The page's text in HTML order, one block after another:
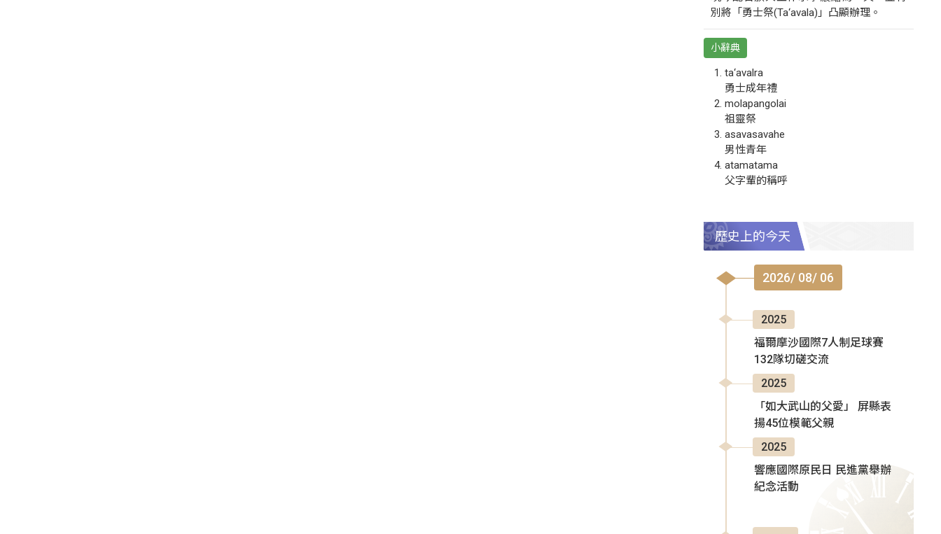
別將「勇士祭(Ta‘avala)」凸顯辦理。
小辭典
ta‘avalra
勇士成年禮
molapangolai
祖靈祭
asavasavahe
男性青年
atamatama
父字輩的稱呼
歷史上的今天
2026/ 08/ 06
2025
福爾摩沙國際7人制足球賽
132隊切磋交流
2025
「如大武山的父愛」 屏縣表
揚45位模範父親
2025
響應國際原民日 民進黨舉辦
紀念活動